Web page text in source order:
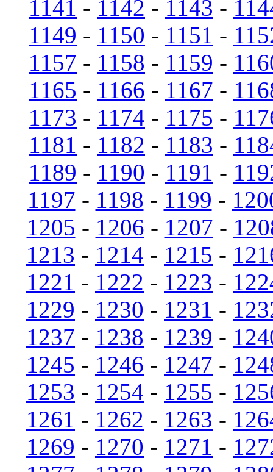
1141 - 1142 - 1143 -
1149 - 1150 - 1151 -
1157 - 1158 - 1159 -
1165 - 1166 - 1167 -
1173 - 1174 - 1175 -
1181 - 1182 - 1183 -
1189 - 1190 - 1191 -
1197 - 1198 - 1199 -
1205 - 1206 - 1207 -
1213 - 1214 - 1215 -
1221 - 1222 - 1223 -
1229 - 1230 - 1231 -
1237 - 1238 - 1239 -
1245 - 1246 - 1247 -
1253 - 1254 - 1255 -
1261 - 1262 - 1263 -
1269 - 1270 - 1271 -